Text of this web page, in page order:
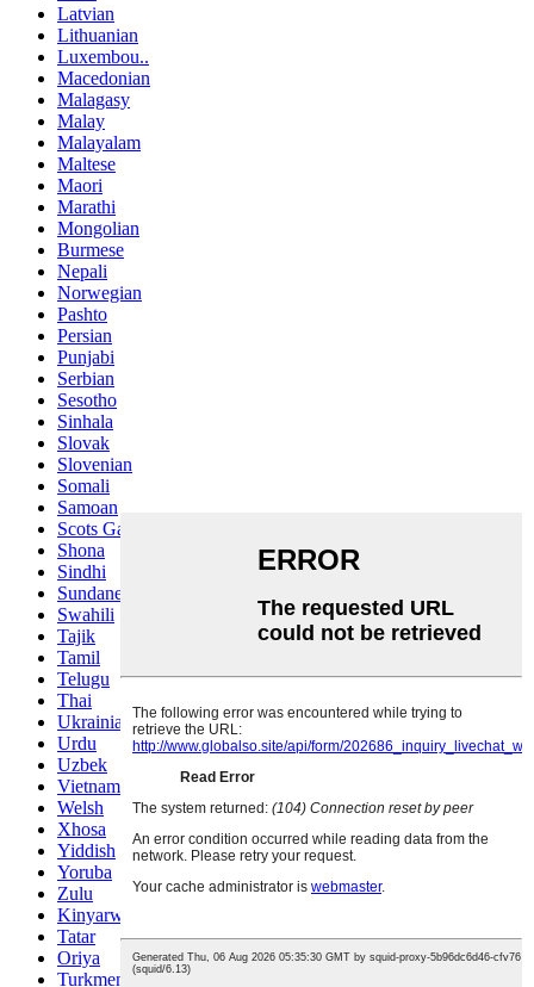
Latvian
Lithuanian
Luxembou..
Macedonian
Malagasy
Malay
Malayalam
Maltese
Maori
Marathi
Mongolian
Burmese
Nepali
Norwegian
Pashto
Persian
Punjabi
Serbian
Sesotho
Sinhala
Slovak
Slovenian
Somali
Samoan
Scots Gaelic
Shona
Sindhi
Sundanese
Swahili
Tajik
Tamil
Telugu
Thai
Ukrainian
Urdu
Uzbek
Vietnamese
Welsh
Xhosa
Yiddish
Yoruba
Zulu
Kinyarwanda
Tatar
Oriya
Turkmen